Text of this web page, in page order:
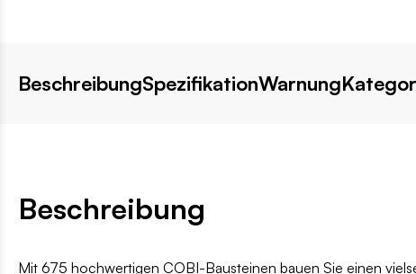
BeschreibungSpezifikationWarnung
Beschreibung
Mit 675 hochwertigen COBI-Bausteinen bauen Sie einen